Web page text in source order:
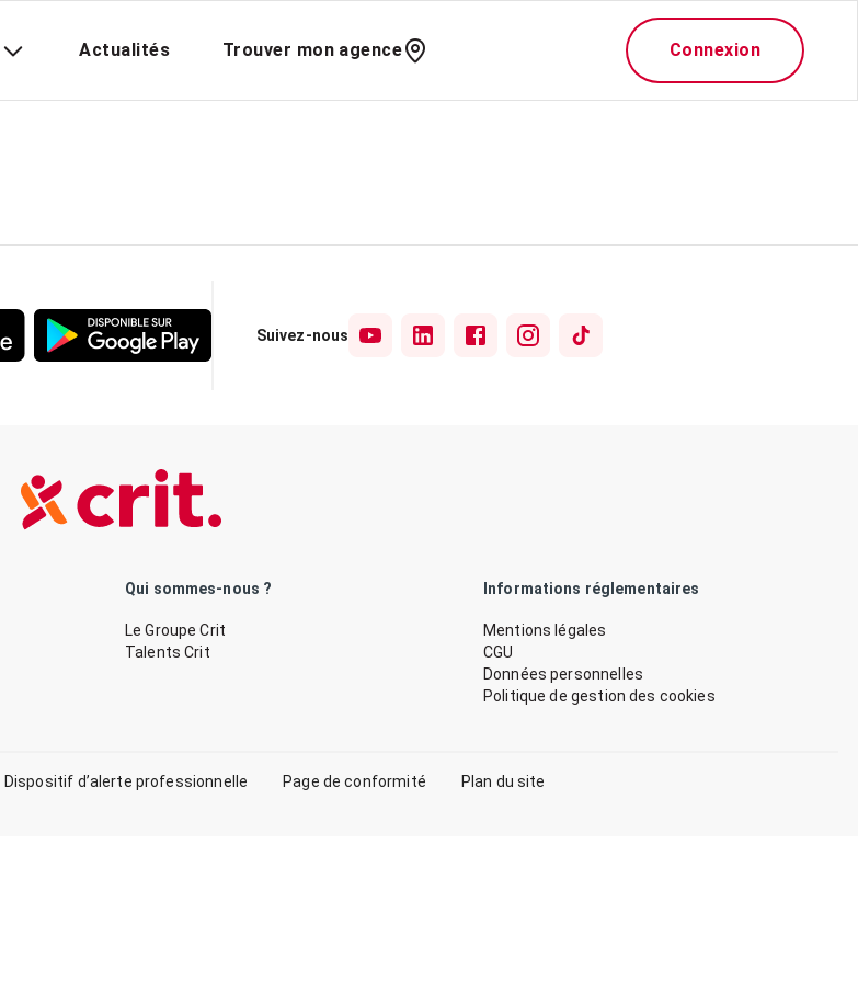
Actualités Trouver mon agence Connexion
Suivez-nous
Qui sommes-nous ?
Le Groupe Crit
Talents Crit
Informations réglementaires
Mentions légales
CGU
Données personnelles
Politique de gestion des cookies
Dispositif d’alerte professionnelle Page de conformité Plan du site